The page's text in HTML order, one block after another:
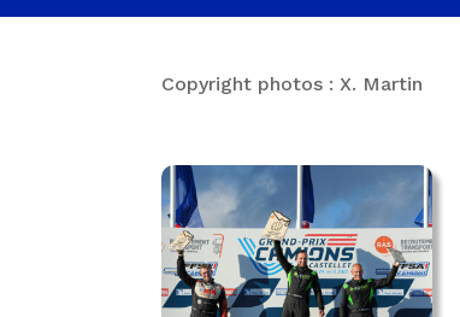
Copyright photos : X. Martin